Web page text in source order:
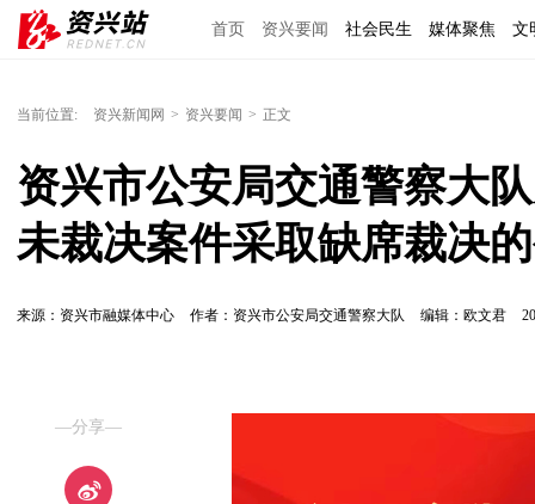
首页 资兴要闻 社会民生 媒体聚焦 文
当前位置: 资兴新闻网 > 资兴要闻 > 正文
资兴市公安局交通警察大
未裁决案件采取缺席裁决
来源：资兴市融媒体中心 作者：资兴市公安局交通警察大队 编辑：欧文君
—分享—